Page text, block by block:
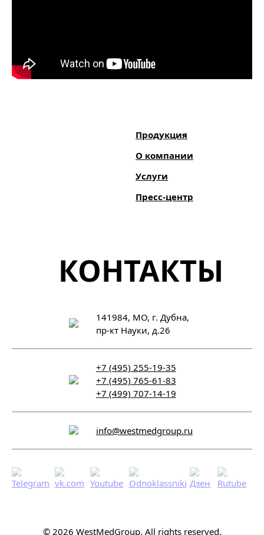
Продукция
О компании
Услуги
Пресс-центр
КОНТАКТЫ
141984, МО, г. Дубна,
пр-кт Науки, д.26
+7 (495) 255-19-35
+7 (495) 765-61-83
+7 (499) 707-14-19
info@westmedgroup.ru
© 2026 WestMedGroup. All rights reserved.